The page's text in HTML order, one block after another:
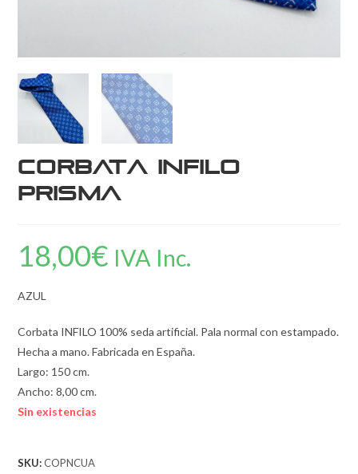
Corbata Infilo
Prisma
18,00€ IVA Inc.
AZUL
Corbata INFILO 100% seda artificial. Pala normal con estampado.
Hecha a mano. Fabricada en España.
Largo: 150 cm.
Ancho: 8,00 cm.
Sin existencias
SKU:COPNCUA